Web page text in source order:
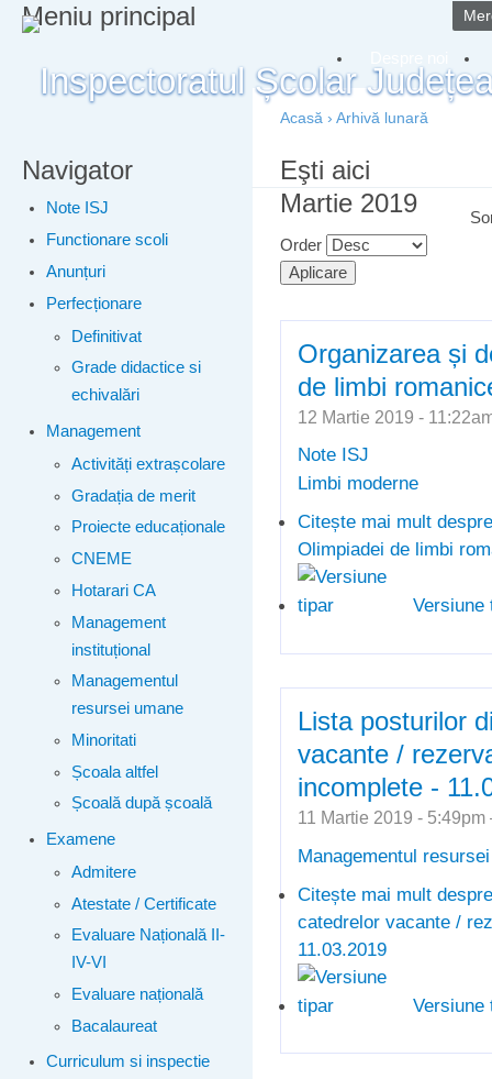
Meniu principal
Navigator
Note ISJ
Functionare scoli
Anunțuri
Perfecționare
Definitivat
Grade didactice si
echivalări
Management
Activități extrașcolare
Gradația de merit
Proiecte educaționale
CNEME
Hotarari CA
Management
instituțional
Managementul
resursei umane
Minoritati
Școala altfel
Școală după școală
Examene
Admitere
Atestate / Certificate
Evaluare Națională II-
IV-VI
Evaluare națională
Bacalaureat
Curriculum si inspectie
Eşti aici
Acasă › Arhivă lunară
Martie 2019
Order
Organizarea și
de limbi
12 Martie 2019 -
Note ISJ
Limbi moderne
Citește mai mult
Olimpiadei de limbi
Versiune
Lista posturilor
vacante /
incomplete -
11 Martie 2019 -
Managementul
Citește mai mult
catedrelor vacante /
11.03.2019
Versiune